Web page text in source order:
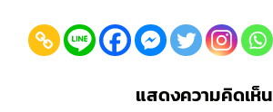
แสดงความคิดเห็น